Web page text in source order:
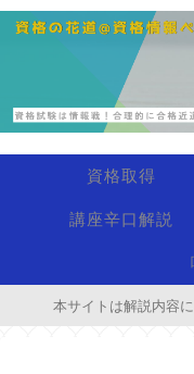
資格取得
講座辛口解説
本サイトは解説内容